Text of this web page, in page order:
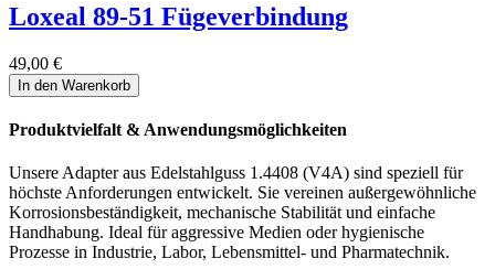
Loxeal 89-51 Fügeverbindung
49,00 €
In den Warenkorb
Produktvielfalt & Anwendungsmöglichkeiten
Unsere Adapter aus Edelstahlguss 1.4408 (V4A) sind speziell für
höchste Anforderungen entwickelt. Sie vereinen außergewöhnliche
Korrosionsbeständigkeit, mechanische Stabilität und einfache
Handhabung. Ideal für aggressive Medien oder hygienische
Prozesse in Industrie, Labor, Lebensmittel- und Pharmatechnik.